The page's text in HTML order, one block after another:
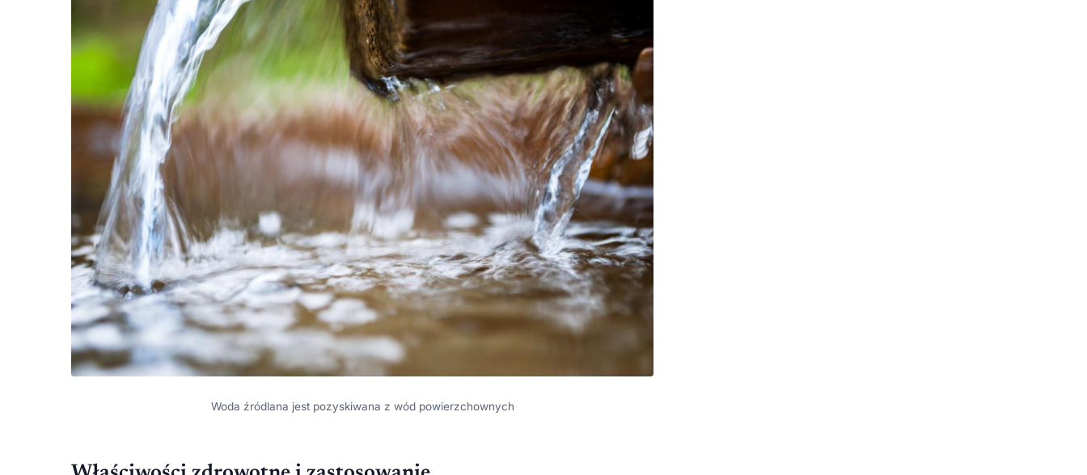
Woda źródlana jest pozyskiwana z wód powierzchownych